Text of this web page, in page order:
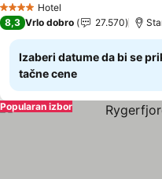
4 ZvezdiceHotel
8,3 Vrlo dobro 27.570
Izaberi datume da bi se
tačne cene
Popularan izbor